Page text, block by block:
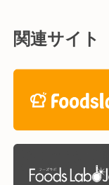
関連サイト